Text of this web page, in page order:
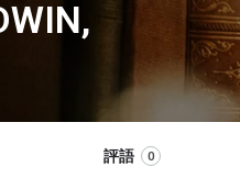
評語 0